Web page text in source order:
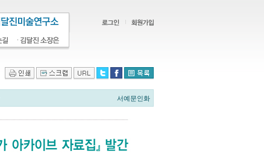
서예문인화